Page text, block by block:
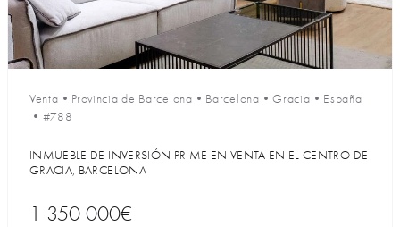
Venta • Provincia de Barcelona • Barcelona •Gracia • España
• #788
INMUEBLE DE INVERSIÓN PRIME EN VENTA EN EL CENTRO DE
GRACIA, BARCELONA
1 350 000€